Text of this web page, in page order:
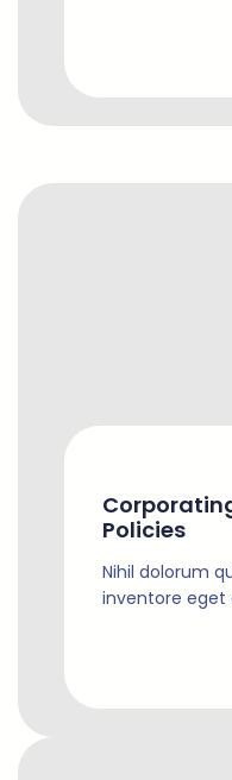
Policies
Nihil dolorum
inventore eget